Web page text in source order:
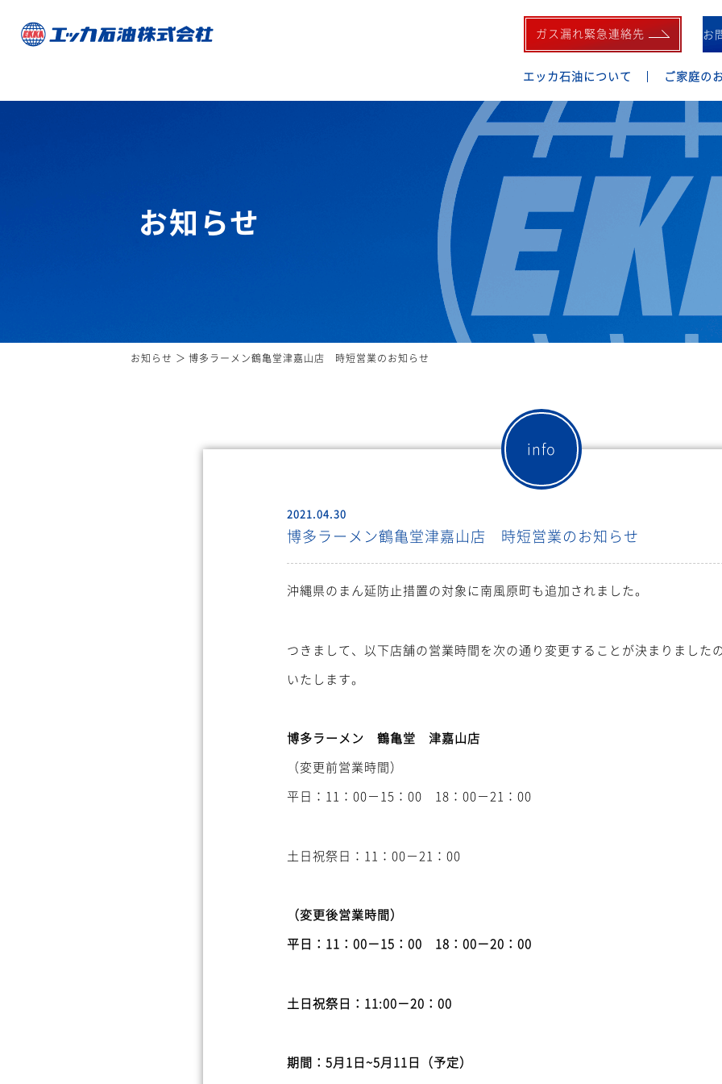
ガス漏れ緊急連絡先 お
エッカ石油について ご家庭の
お知らせ
お知らせ 博多ラーメン鶴亀堂津嘉山店 時短営業のお知らせ
info
2021.04.30
博多ラーメン鶴亀堂津嘉山店 時短営業のお知らせ
沖縄県のまん延防止措置の対象に南風原町も追加されました。
つきまして、以下店舗の営業時間を次の通り変更することが決まりました
いたします。
博多ラーメン 鶴亀堂 津嘉山店
（変更前営業時間）
平日：11：00－15：00 18：00－21：00
土日祝祭日：11：00－21：00
（変更後営業時間）
平日：11：00－15：00 18：00－20：00
土日祝祭日：11:00－20：00
期間：5月1日~5月11日（予定）